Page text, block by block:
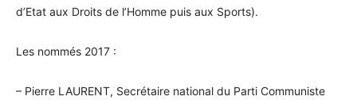
d’Etat aux Droits de l’Homme puis aux Sports).
Les nommés 2017 :
– Pierre LAURENT, Secrétaire national du Parti Communiste